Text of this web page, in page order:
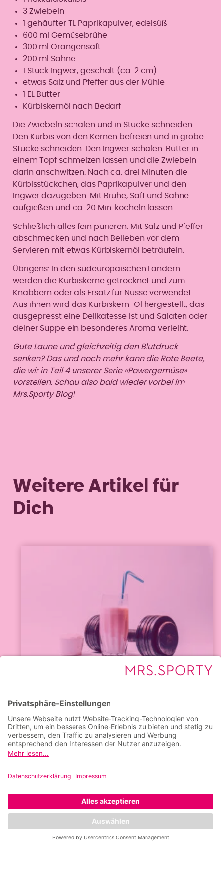
3 Zwiebeln
1 gehäufter TL Paprikapulver, edelsüß
600 ml Gemüsebrühe
300 ml Orangensaft
200 ml Sahne
1 Stück Ingwer, geschält (ca. 2 cm)
etwas Salz und Pfeffer aus der Mühle
1 EL Butter
Kürbiskernöl nach Bedarf
Die Zwiebeln schälen und in Stücke schneiden.
Den Kürbis von den Kernen befreien und in grobe
Stücke schneiden. Den Ingwer schälen. Butter in
einem Topf schmelzen lassen und die Zwiebeln
darin anschwitzen. Nach ca. drei Minuten die
Kürbisstückchen, das Paprikapulver und den
Ingwer dazugeben. Mit Brühe, Saft und Sahne
aufgießen und ca. 20 Min. köcheln lassen.
Schließlich alles fein pürieren. Mit Salz und Pfeffer
abschmecken und nach Belieben vor dem
Servieren mit etwas Kürbiskernöl beträufeln.
Übrigens: In den südeuropäischen Ländern
werden die Kürbiskerne getrocknet und zum
Knabbern oder als Ersatz für Nüsse verwendet.
Aus ihnen wird das Kürbiskern-Öl hergestellt, das
ausgepresst eine Delikatesse ist und Salaten oder
deiner Suppe ein besonderes Aroma verleiht.
Gute Laune und gleichzeitig den Blutdruck
senken? Das und noch mehr kann die Rote Beete,
die wir in Teil 4 unserer Serie «Powergemüse»
vorstellen. Schau also bald wieder vorbei im
Mrs.Sporty Blog!
Weitere Artikel für
Dich
Fit mit Eiweiß
Eiweiß ist ein essenzieller Baustein für
zahlreiche Funktionen im Körper, von der
Enzymen und Hormonen. Zudem fördert
gewährleistet ein lang anhaltendes
Sättigungsgefühl und spielt eine
bedeutende Rolle bei der
Artikel lesen